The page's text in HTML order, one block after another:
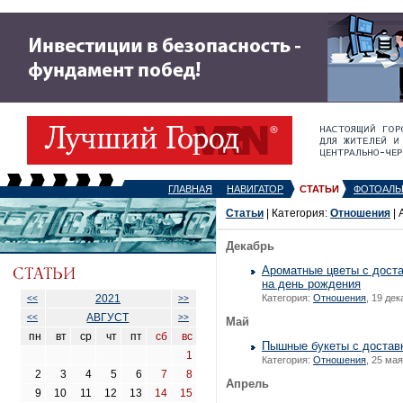
ГЛАВНАЯ НАВИГАТОР СТАТЬИ
<< 2021
>>
<<
АВГУСТ >>
пн вт ср чт пт сб
вс
1
2
3 4 5 6 7
8
9
10 11 12 13 14 15
Статьи | Категория: Отношения |
Декабрь
Ароматные цветы с
на день рождения
Категория: Отношения , 19
Май
Пышные букеты с
Категория: Отношения , 25
Апрель